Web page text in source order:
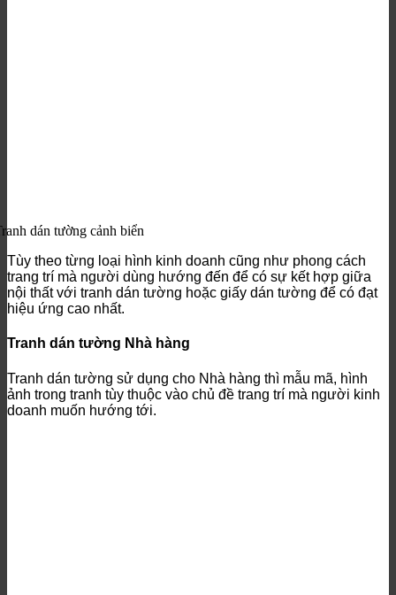
dán tường cảnh biển
Tùy theo từng loại hình kinh doanh cũng như phong cách
trang trí mà người dùng hướng đến để có sự kết hợp giữa
nội thất với tranh dán tường hoặc giấy dán tường để có đạt
hiệu ứng cao nhất.
Tranh dán tường Nhà hàng
Tranh dán tường sử dụng cho Nhà hàng thì mẫu mã, hình
ảnh trong tranh tùy thuộc vào chủ đề trang trí mà người kinh
doanh muốn hướng tới.